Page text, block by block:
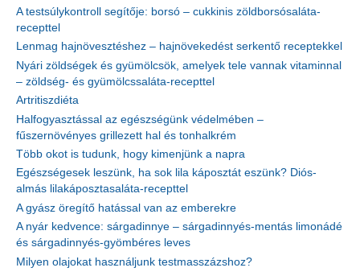
A testsúlykontroll segítője: borsó – cukkinis zöldborsósaláta-
recepttel
Lenmag hajnövesztéshez – hajnövekedést serkentő receptekkel
Nyári zöldségek és gyümölcsök, amelyek tele vannak vitaminnal
– zöldség- és gyümölcssaláta-recepttel
Artritiszdiéta
Halfogyasztással az egészségünk védelmében –
fűszernövényes grillezett hal és tonhalkrém
Több okot is tudunk, hogy kimenjünk a napra
Egészségesek leszünk, ha sok lila káposztát eszünk? Diós-
almás lilakáposztasaláta-recepttel
A gyász öregítő hatással van az emberekre
A nyár kedvence: sárgadinnye – sárgadinnyés-mentás limonádé
és sárgadinnyés-gyömbéres leves
Milyen olajokat használjunk testmasszázshoz?